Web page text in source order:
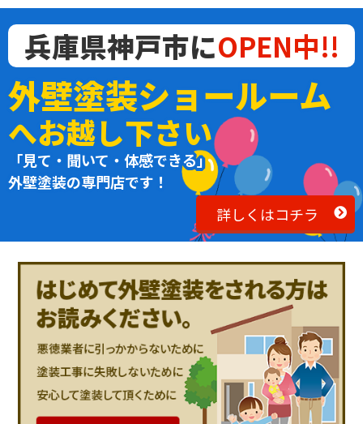
兵庫県神戸市にOPEN中!!
外壁塗装ショールーム
へお越し下さい
「見て・聞いて・体感できる」
外壁塗装の専門店です！
詳しくはコチラ